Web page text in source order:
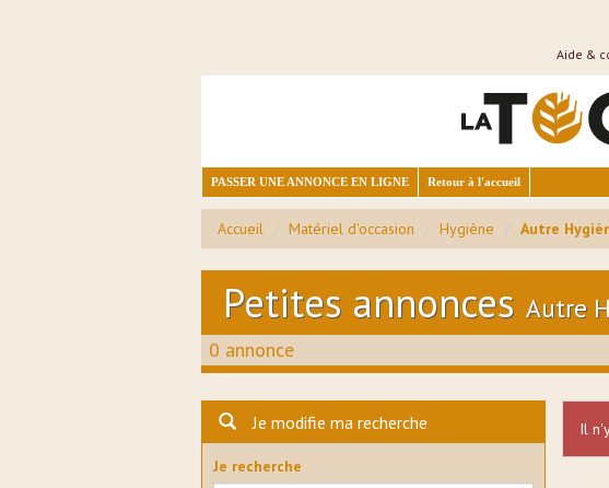
Aide &
PASSER UNE ANNONCE EN LIGNE Retour à l'accueil
Accueil Matériel d'occasion Hygiène Autre
Petites annonces Autre
0 annonce
Il
Je modifie ma recherche
Je recherche